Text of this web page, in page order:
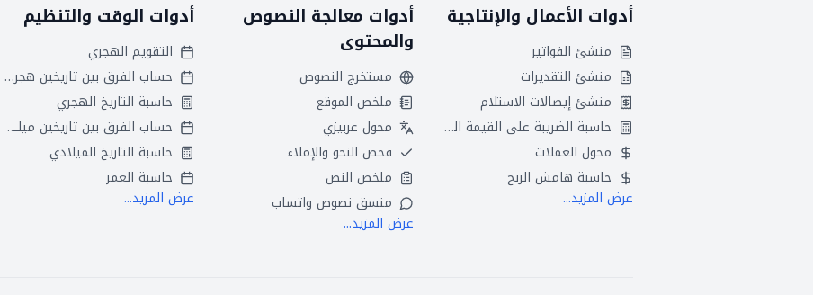
أدوات الأعمال والإنتاجية
منشئ الفواتير
منشئ التقديرات
منشئ إيصالات الاستلام
حاسبة الضريبة على القيمة المضافة
محول العملات
حاسبة هامش الربح
عرض المزيد...
أدوات معالجة النصوص
والمحتوى
مستخرج النصوص
ملخص الموقع
محول عربيزي
فحص النحو والإملاء
ملخص النص
منسق نصوص واتساب
عرض المزيد...
أدوات الوقت والتنظيم
التقويم الهجري
حساب الفرق بين تاريخين هجريين
حاسبة التاريخ الهجري
حساب الفرق بين تاريخين ميلاديين
حاسبة التاريخ الميلادي
حاسبة العمر
عرض المزيد...